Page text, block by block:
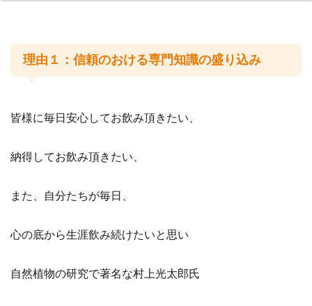
理由１：信頼のおける専門知識の盛り込み
皆様に毎日安心してお飲み頂きたい、
納得してお飲み頂きたい、
また、自分たちが毎日、
心の底から生涯飲み続けたいと思い
自然植物の研究で著名な村上光太郎氏